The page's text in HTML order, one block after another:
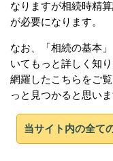
なりますが相続時精
が必要になります。
なお、「相続の基本
いてもっと詳しく知
網羅したこちらをご
っと見つかると思い
当サイト内の全て